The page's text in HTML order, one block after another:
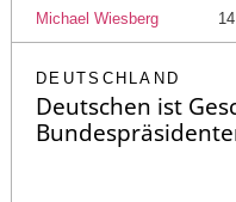
Michael Wiesberg 14
DEUTSCHLAND
Deutschen ist